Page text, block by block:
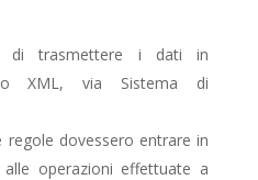
di trasmettere i dati in
XML, via Sistema di
regole dovessero entrare in
operazioni ef­fettuate a